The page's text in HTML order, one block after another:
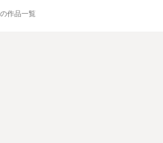
作品一覧